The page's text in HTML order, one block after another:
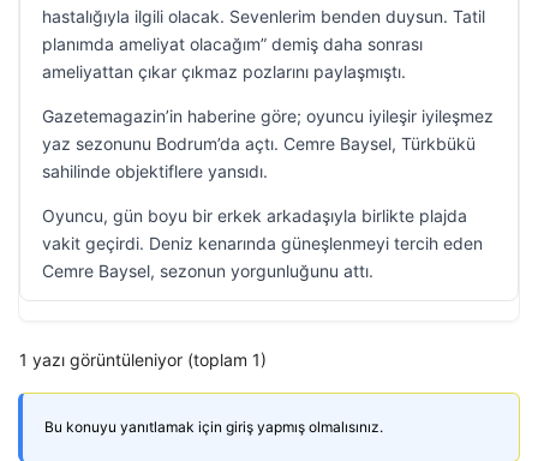
hastalığıyla ilgili olacak. Sevenlerim benden duysun. Tatil
planımda ameliyat olacağım” demiş daha sonrası
ameliyattan çıkar çıkmaz pozlarını paylaşmıştı.
Gazetemagazin’in haberine göre; oyuncu iyileşir iyileşmez
yaz sezonunu Bodrum’da açtı. Cemre Baysel, Türkbükü
sahilinde objektiflere yansıdı.
Oyuncu, gün boyu bir erkek arkadaşıyla birlikte plajda
vakit geçirdi. Deniz kenarında güneşlenmeyi tercih eden
Cemre Baysel, sezonun yorgunluğunu attı.
1 yazı görüntüleniyor (toplam 1)
Bu konuyu yanıtlamak için giriş yapmış olmalısınız.